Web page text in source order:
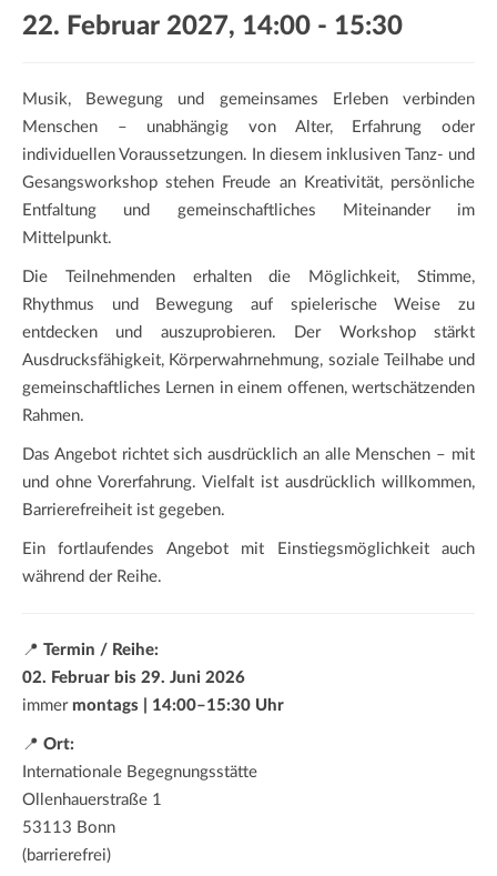
22. Februar 2027, 14:00 - 15:30
Musik, Bewegung und gemeinsames Erleben verbinden
Menschen – unabhängig von Alter, Erfahrung oder
individuellen Voraussetzungen. In diesem inklusiven Tanz- und
Gesangsworkshop stehen Freude an Kreativität, persönliche
Entfaltung und gemeinschaftliches Miteinander im
Mittelpunkt.
Die Teilnehmenden erhalten die Möglichkeit, Stimme,
Rhythmus und Bewegung auf spielerische Weise zu
entdecken und auszuprobieren. Der Workshop stärkt
Ausdrucksfähigkeit, Körperwahrnehmung, soziale Teilhabe und
gemeinschaftliches Lernen in einem offenen, wertschätzenden
Rahmen.
Das Angebot richtet sich ausdrücklich an alle Menschen – mit
und ohne Vorerfahrung. Vielfalt ist ausdrücklich willkommen,
Barrierefreiheit ist gegeben.
Ein fortlaufendes Angebot mit Einstiegsmöglichkeit auch
während der Reihe.
📍 Termin / Reihe:
02. Februar bis 29. Juni 2026
immer montags | 14:00–15:30 Uhr
📍 Ort:
Internationale Begegnungsstätte
Ollenhauerstraße 1
53113 Bonn
(barrierefrei)